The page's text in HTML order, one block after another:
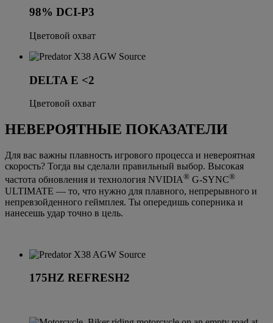
98% DCI-P3
Цветовой охват
DELTA E <2
Цветовой охват
НЕВЕРОЯТНЫЕ ПОКАЗАТЕЛИ
Для вас важны плавность игрового процесса и невероятная
скорость? Тогда вы сделали правильный выбор. Высокая
частота обновления и технология NVIDIA® G-SYNC®
ULTIMATE — то, что нужно для плавного, непрерывного и
непревзойденного геймплея. Ты опередишь соперника и
нанесешь удар точно в цель.
175HZ REFRESH2